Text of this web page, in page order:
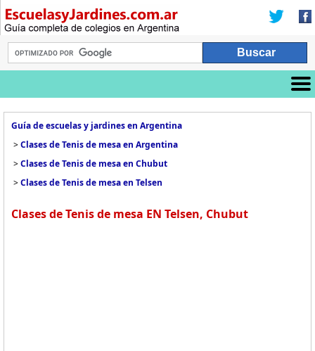
Guía de escuelas y jardines en Argentina
>Clases de Tenis de mesa en Argentina
>Clases de Tenis de mesa en Chubut
>Clases de Tenis de mesa en Telsen
Clases de Tenis de mesa EN Telsen, Chubut